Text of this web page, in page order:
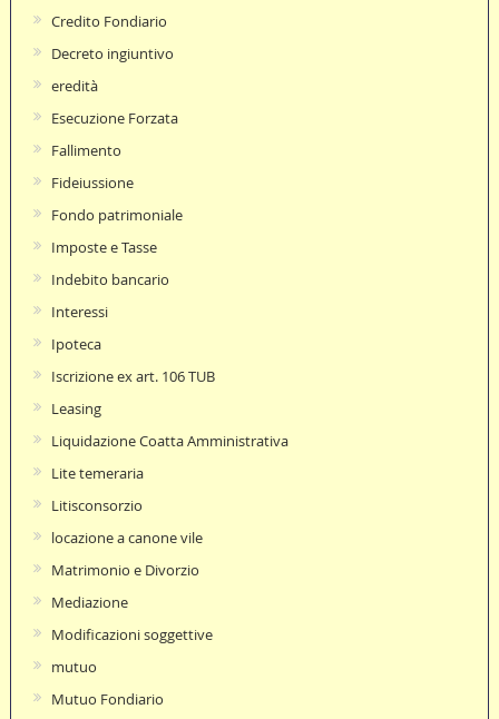
Credito Fondiario
Decreto ingiuntivo
eredità
Esecuzione Forzata
Fallimento
Fideiussione
Fondo patrimoniale
Imposte e Tasse
Indebito bancario
Interessi
Ipoteca
Iscrizione ex art. 106 TUB
Leasing
Liquidazione Coatta Amministrativa
Lite temeraria
Litisconsorzio
locazione a canone vile
Matrimonio e Divorzio
Mediazione
Modificazioni soggettive
mutuo
Mutuo Fondiario